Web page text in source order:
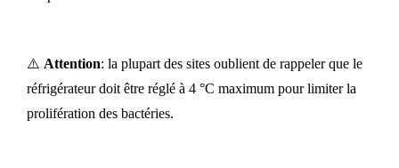
⚠️ Attention: la plupart des sites oublient de rappeler que le
réfrigérateur doit être réglé à 4 °C maximum pour limiter la
prolifération des bactéries.